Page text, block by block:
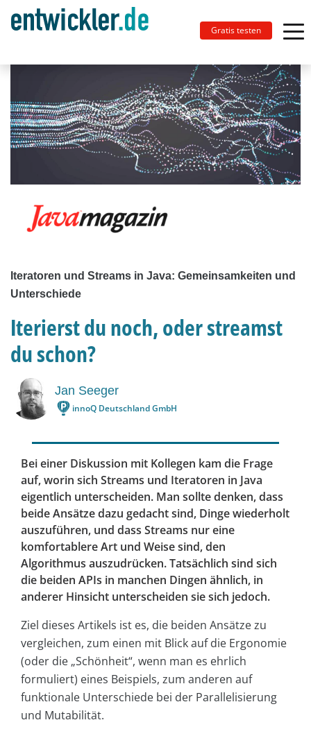
Gratis testen
Iteratoren und Streams in Java: Gemeinsamkeiten und
Unterschiede
Iterierst du noch, oder streamst
du schon?
Jan Seeger
innoQ Deutschland GmbH
Bei einer Diskussion mit Kollegen kam die Frage
auf, worin sich Streams und Iteratoren in Java
eigentlich unterscheiden. Man sollte denken, dass
beide Ansätze dazu gedacht sind, Dinge wiederholt
auszuführen, und dass Streams nur eine
komfortablere Art und Weise sind, den
Algorithmus auszudrücken. Tatsächlich sind sich
die beiden APIs in manchen Dingen ähnlich, in
anderer Hinsicht unterscheiden sie sich jedoch.
Ziel dieses Artikels ist es, die beiden Ansätze zu
vergleichen, zum einen mit Blick auf die Ergonomie
(oder die „Schönheit“, wenn man es ehrlich
formuliert) eines Beispiels, zum anderen auf
funktionale Unterschiede bei der Parallelisierung
und Mutabilität.